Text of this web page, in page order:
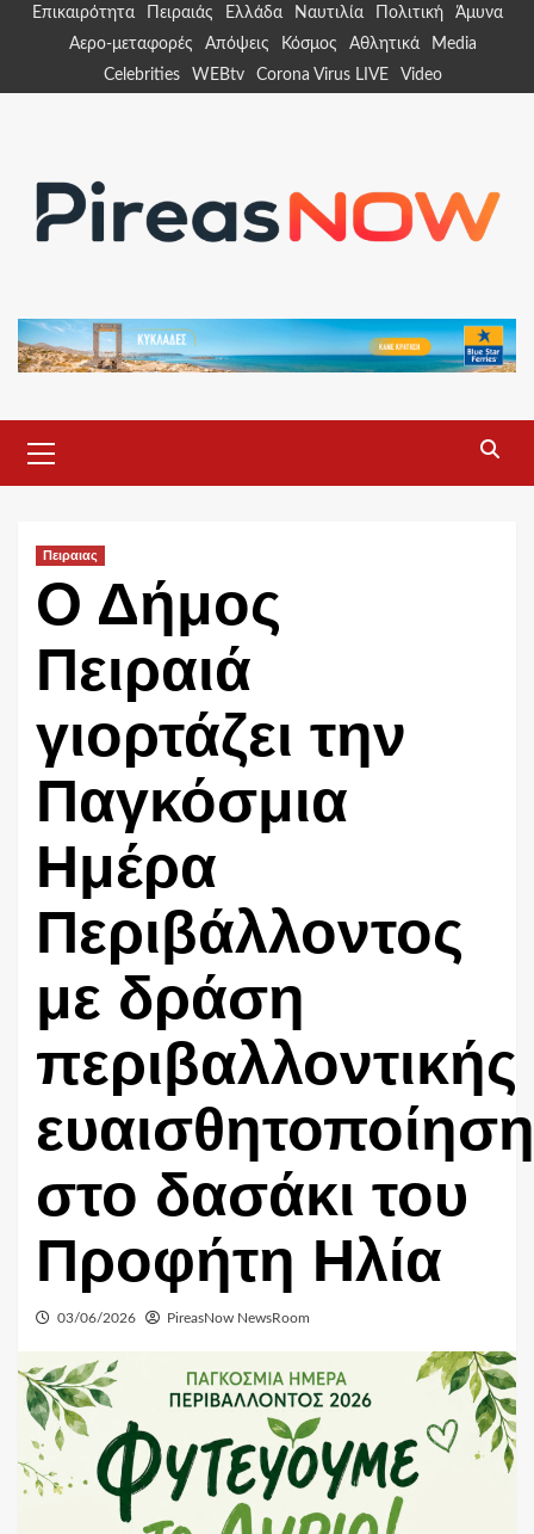
Επικαιρότητα Πειραιάς Ελλάδα Ναυτιλία Πολιτική
Άμυνα
Αερο-μεταφορές
Απόψεις Κόσμος Αθλητικά
Media
Celebrities
WEBtv Corona Virus LIVE Video
Menu
Πειραιας
Ο Δήμος
Πειραιά
γιορτάζει την
Παγκόσμια
Ημέρα
Περιβάλλοντος
με δράση
περιβαλλοντικής
στο δασάκι του
Προφήτη Ηλία
03/06/2026 PireasNow NewsRoom